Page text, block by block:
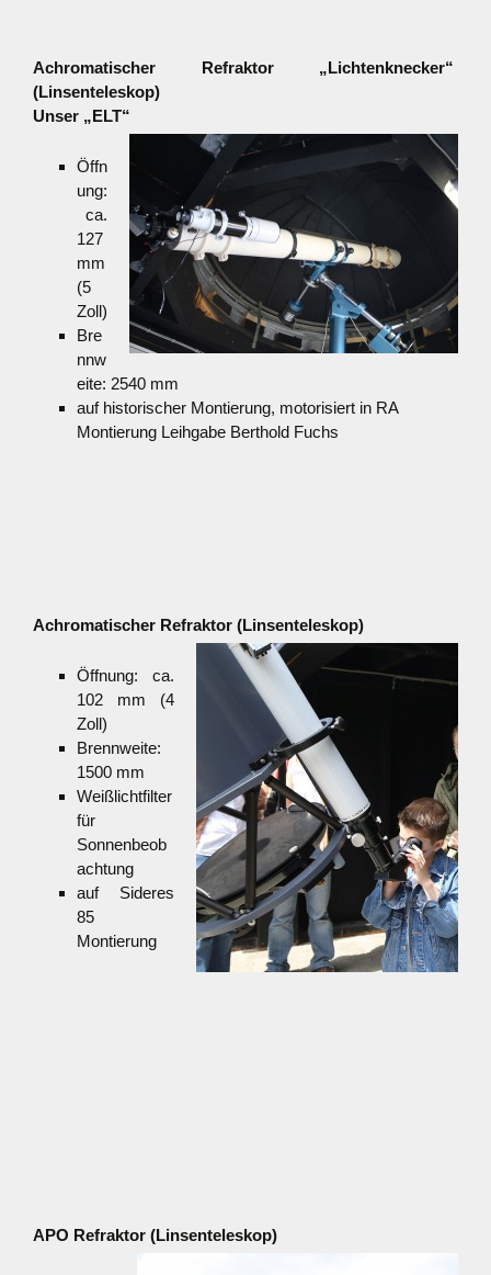
Achromatischer Refraktor „Lichtenknecker“
(Linsenteleskop)
Unser „ELT“
Öffn
ung:
ca.
127
mm
(5
Zoll)
Bre
nnw
eite: 2540 mm
auf historischer Montierung, motorisiert in RA
Montierung Leihgabe Berthold Fuchs
Achromatischer Refraktor (Linsenteleskop)
Öffnung: ca.
102 mm (4
Zoll)
Brennweite:
1500 mm
Weißlichtfilter
für
Sonnenbeob
achtung
auf Sideres
85
Montierung
APO Refraktor (Linsenteleskop)